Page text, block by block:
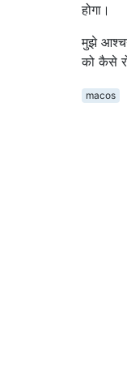
होगा।
मुझे
को कैसे
macos